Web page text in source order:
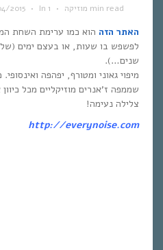
2015 • In מוזיקה • 1 min read
האתר הזה הוא כמו ערימת השחת
לפשפש בו שעות, או בעצם ימים
שנים…).
מיפוי גאוני ומטורף, יפהפה
שממפה ז’אנרים מוזיקליים מכל
צלילה נעימה!
http://everynoise.com